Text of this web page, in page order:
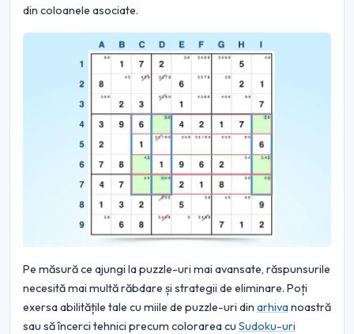
din coloanele asociate.
Pe măsură ce ajungi la puzzle-uri mai avansate, răspunsurile
necesită mai multă răbdare și strategii de eliminare. Poți
exersa abilitățile tale cu miile de puzzle-uri din arhivanoastră
sau să încerci tehnici precum colorarea cu Sudoku-uri